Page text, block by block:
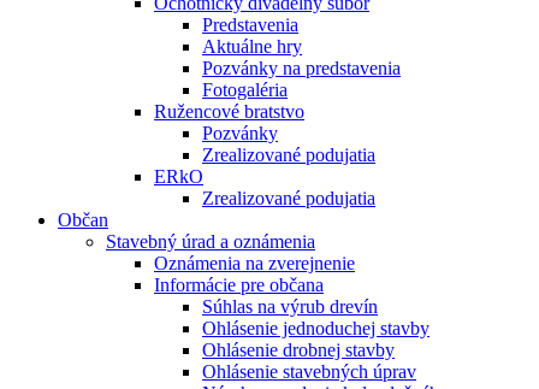
Predstavenia
Aktuálne hry
Pozvánky na predstavenia
Fotogaléria
Ružencové bratstvo
Pozvánky
Zrealizované podujatia
ERkO
Zrealizované podujatia
Občan
Stavebný úrad a oznámenia
Oznámenia na zverejnenie
Informácie pre občana
Súhlas na výrub drevín
Ohlásenie jednoduchej stavby
Ohlásenie drobnej stavby
Ohlásenie stavebných úprav